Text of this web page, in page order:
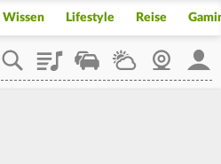
Wissen Lifestyle Reise
PlaylistStaupilotWetterWebcam